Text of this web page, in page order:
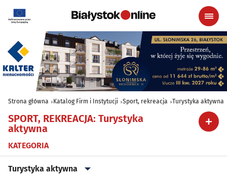
Strona główna Katalog Firm i Instytucji Sport, rekreacja Turystyka aktywna
SPORT, REKREACJA: Turystyka
aktywna
KATEGORIA
Turystyka aktywna